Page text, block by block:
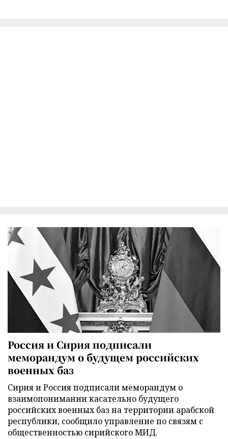
Россия и Сирия подписали
меморандум о будущем российских
военных баз
Сирия и Россия подписали меморандум о
взаимопонимании касательно будущего
российских военных баз на территории арабской
республики, сообщило управление по связям с
общественностью сирийского МИД.